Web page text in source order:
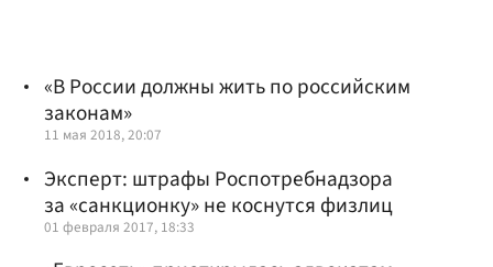
«В России должны жить по российским
законам»
11 мая 2018, 20:07
Эксперт: штрафы Роспотребнадзора
за «санкционку» не коснутся физлиц
01 февраля 2017, 18:33